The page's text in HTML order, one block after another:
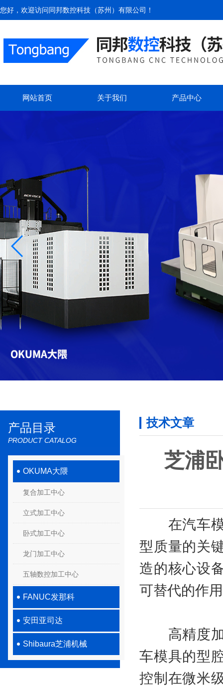
您好，欢迎访问同邦数控科技（苏州）有限公司 ！
网站首页 关于我们 产品中心
产品目录
PRODUCT CATALOG
OKUMA大隈
复合加工中心
立式加工中心
卧式加工中心
龙门加工中心
五轴数控加工中心
FANUC发那科
安田亚司达
Shibaura芝浦机械
技术文章
芝浦
在汽车模
型质量的关
造的核心设
可替代的作
高精度加
车模具的型
控制在微米